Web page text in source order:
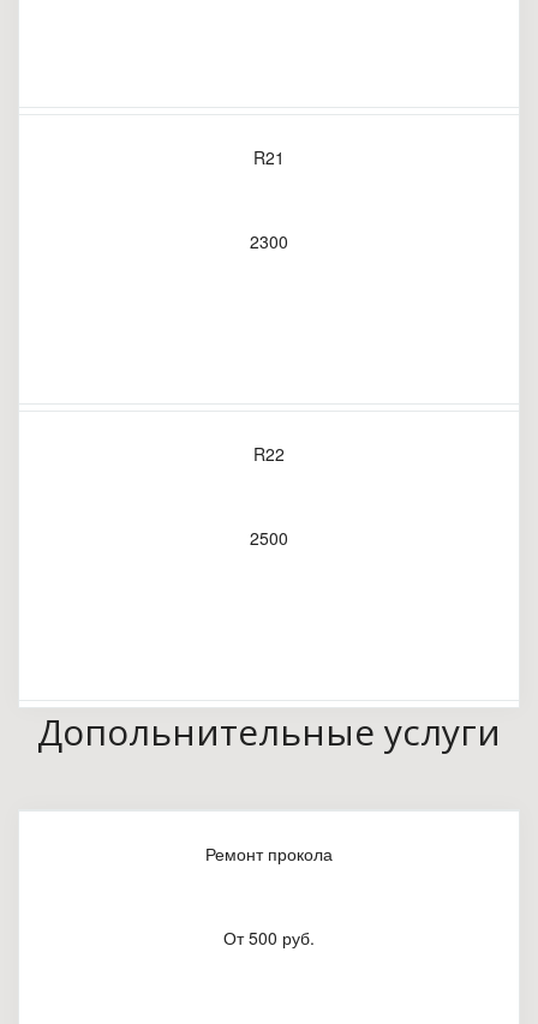
R21
2300
R22
2500
Допольнительные услуги
Ремонт прокола
От 500 руб.